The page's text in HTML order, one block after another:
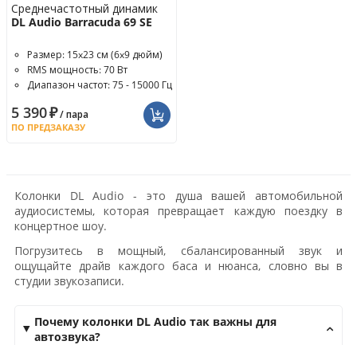
Среднечастотный динамик
DL Audio Barracuda 69 SE
Размер: 15x23 см (6x9 дюйм)
RMS мощность: 70 Вт
Диапазон частот: 75 - 15000 Гц
5 390₽/ пара
ПО ПРЕДЗАКАЗУ
Колонки DL Audio - это душа вашей автомобильной
аудиосистемы, которая превращает каждую поездку в
концертное шоу.
Погрузитесь в мощный, сбалансированный звук и
ощущайте драйв каждого баса и нюанса, словно вы в
студии звукозаписи.
Почему колонки DL Audio так важны для
автозвука?